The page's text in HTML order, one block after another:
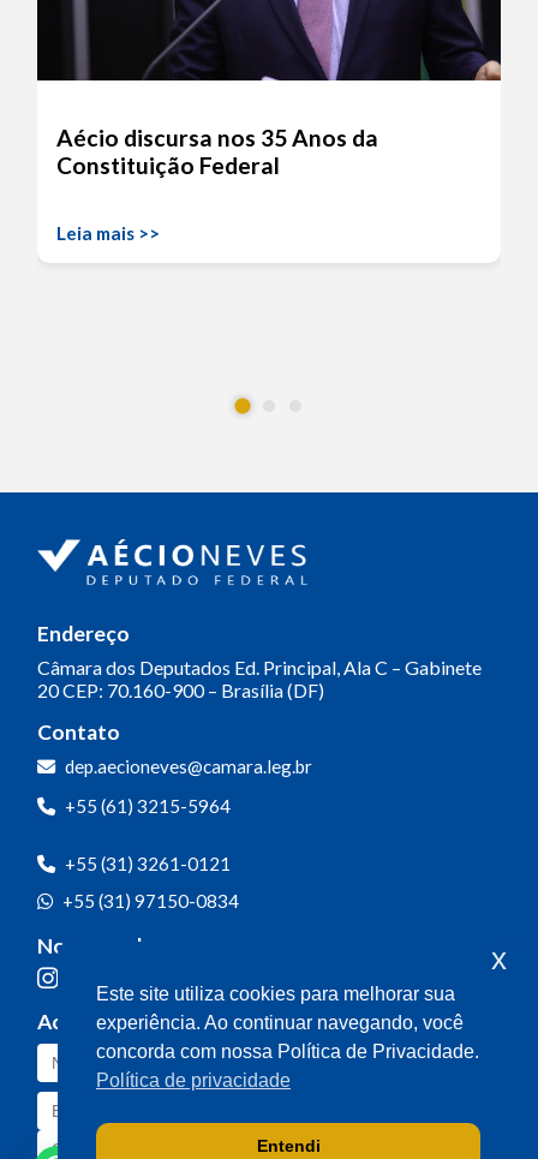
Aécio discursa nos 35 Anos da
Constituição Federal
Leia mais >>
Endereço
Câmara dos Deputados Ed. Principal, Ala C – Gabinete
20CEP: 70.160-900 – Brasília (DF)
Contato
dep.aecioneves@camara.leg.br
+55 (61) 3215-5964
+55 (31) 3261-0121
+55 (31) 97150-0834
Nossas redes
Acompanhe o meu mandato
Este site utiliza cookies para melhorar sua
experiência. Ao continuar navegando, você
concorda com nossa Política de Privacidade.
Política de privacidade
Entendi
x